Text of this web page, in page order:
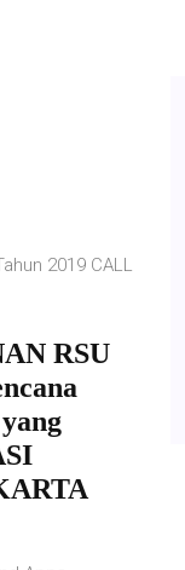
2019 CALL
RSU